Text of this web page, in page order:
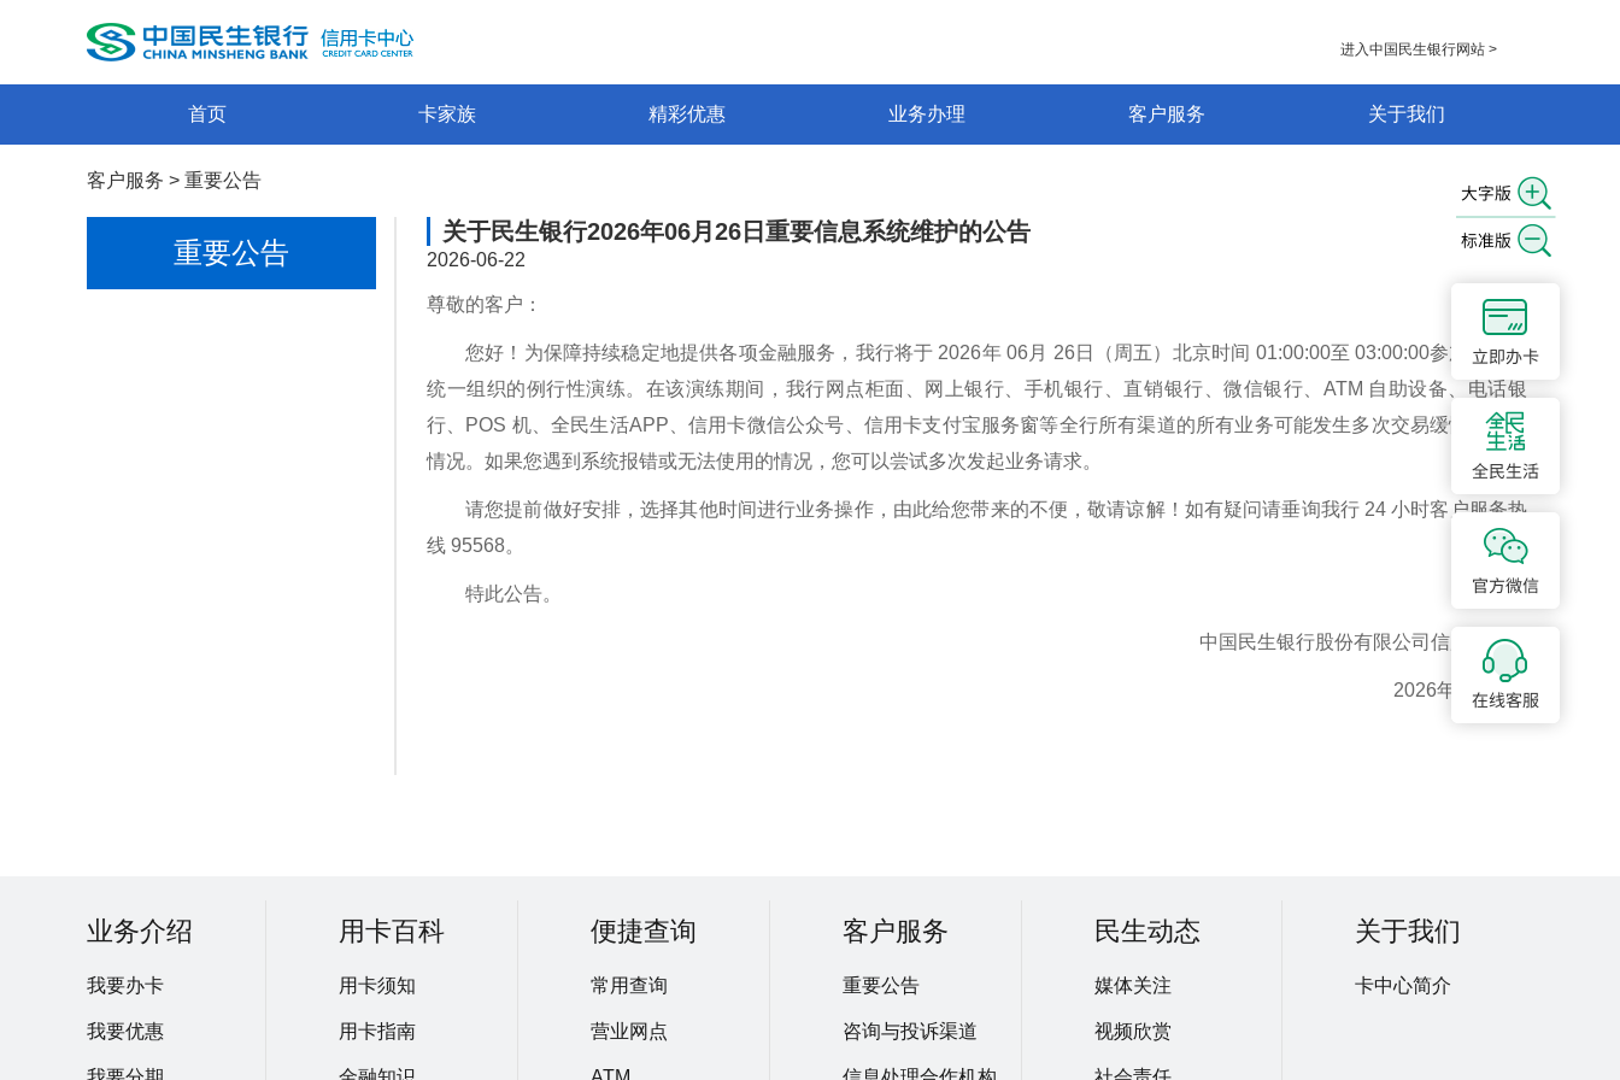
进入中国民生银行网站 >
首页 卡家族 精彩优惠 业务办理 客户服务 关于我们
客户服务 > 重要公告
重要公告
关于民生银行2026年06月26日重要信息系统维护的公告
2026-06-22
尊敬的客户：
您好！为保障持续稳定地提供各项金融服务，我行将于 2026年 06月 26日（周五）北京时间 01:00:00至 03:00:00参加金融业
统一组织的例行性演练。在该演练期间，我行网点柜面、网上银行、手机银行、直销银行、微信银行、ATM 自助设备、电话银
行、POS 机、全民生活APP、信用卡微信公众号、信用卡支付宝服务窗等全行所有渠道的所有业务可能发生多次交易缓慢或中断
情况。如果您遇到系统报错或无法使用的情况，您可以尝试多次发起业务请求。
请您提前做好安排，选择其他时间进行业务操作，由此给您带来的不便，敬请谅解！如有疑问请垂询我行 24 小时客户服务热
线 95568。
特此公告。
中国民生银行股份有限公司信用卡中心
2026年6月22日
业务介绍
我要办卡
我要优惠
用卡百科
用卡须知
用卡指南
便捷查询
常用查询
营业网点
客户服务
重要公告
咨询与投诉渠道
民生动态
媒体关注
视频欣赏
关于我们
卡中心简介